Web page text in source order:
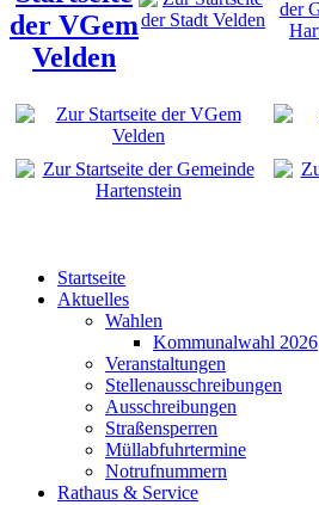
Startseite
Aktuelles
Wahlen
Kommunalwahl 2026
Veranstaltungen
Stellenausschreibungen
Ausschreibungen
Straßensperren
Müllabfuhrtermine
Notrufnummern
Rathaus & Service